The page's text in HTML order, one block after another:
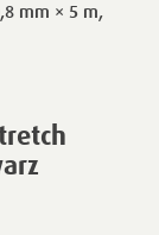
mm × 5 m,